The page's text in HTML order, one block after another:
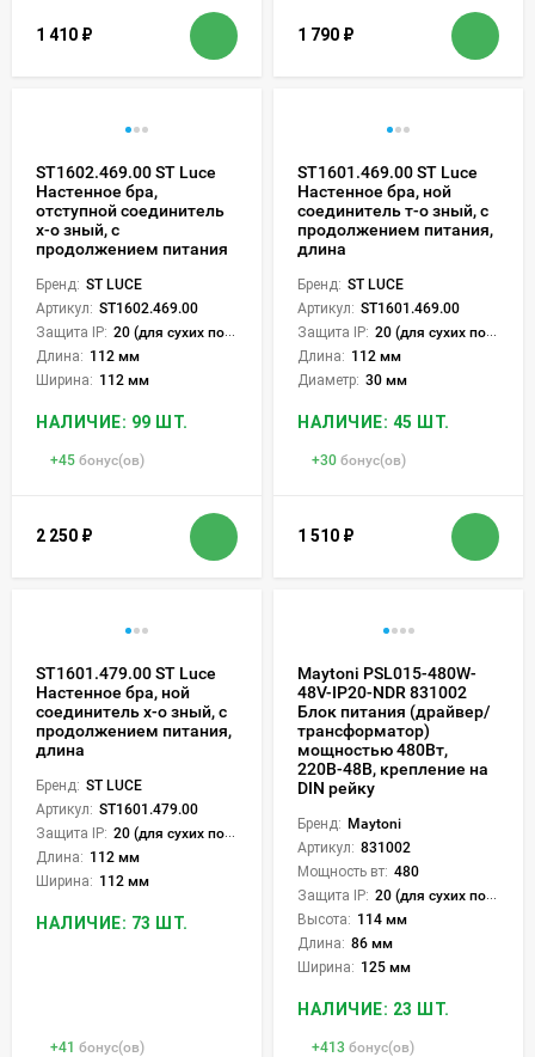
1 410 ₽ 1 790 ₽
ST1602.469.00 ST Luce
Настенное бра,
отступной соединитель
х-о зный, с
продолжением питания
Бренд: ST LUCE
Артикул: ST1602.469.00
Защита IP: 20 (для сухих пом.)
Длина: 112 мм
Ширина: 112 мм
НАЛИЧИЕ: 99 ШТ.
+45 бонус(ов)
2 250 ₽
ST1601.469.00 ST Luce
Настенное бра, ной
соединитель т-о зный, с
продолжением питания,
длина
Бренд: ST LUCE
Артикул: ST1601.469.00
Защита IP: 20 (для сухих пом.)
Длина: 112 мм
Диаметр: 30 мм
НАЛИЧИЕ: 45 ШТ.
+30 бонус(ов)
1 510 ₽
ST1601.479.00 ST Luce
Настенное бра, ной
соединитель х-о зный, с
продолжением питания,
длина
Бренд: ST LUCE
Артикул: ST1601.479.00
Защита IP: 20 (для сухих пом.)
Длина: 112 мм
Ширина: 112 мм
НАЛИЧИЕ: 73 ШТ.
+41 бонус(ов)
Maytoni PSL015-480W-
48V-IP20-NDR 831002
Блок питания (драйвер/
трансформатор)
мощностью 480Вт,
220В-48В, крепление на
DIN рейку
Бренд: Maytoni
Артикул: 831002
Мощность вт: 480
Защита IP: 20 (для сухих пом.)
Высота: 114 мм
Длина: 86 мм
Ширина: 125 мм
НАЛИЧИЕ: 23 ШТ.
+413 бонус(ов)